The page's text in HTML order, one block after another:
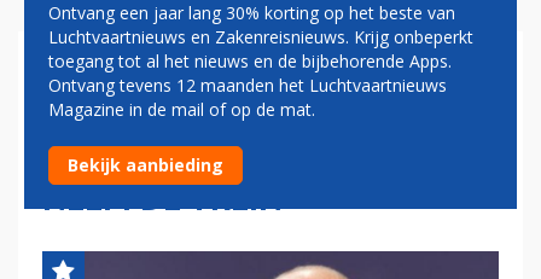
FRANS TIMMERMANS:
NIEMAND HOEFT TWAALF
KEER PER JAAR TE VLIEGEN,
NEEM DE TREIN
Ontvang een jaar lang 30% korting op het beste van
Luchtvaartnieuws en Zakenreisnieuws. Krijg onbeperkt
toegang tot al het nieuws en de bijbehorende Apps.
Ontvang tevens 12 maanden het Luchtvaartnieuws
Magazine in de mail of op de mat.
Bekijk aanbieding